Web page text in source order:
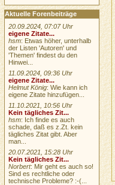
Aktuelle Forenbeiträge
20.09.2024, 07:07 Uhr
eigene Zitate...
hsm: Etwas höher, unterhalb
der Listen 'Autoren' und
'Themen' findest du den
Hinwei...
11.09.2024, 09:36 Uhr
eigene Zitate...
Helmut König: Wie kann ich
eigene Zitate hinzufügen...
11.10.2021, 10:56 Uhr
Kein tägliches Zit...
hsm: Ich finde es auch
schade, daß es z.Zt. kein
tägliches Zitat gibt. Aber
man...
20.07.2021, 15:28 Uhr
Kein tägliches Zit...
Norbert: Mir geht es auch so!
Sind es rechtliche oder
technische Probleme? :-(...